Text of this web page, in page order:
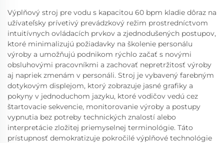
Výplňový stroj pre vodu s kapacitou 60 bpm kladie dôraz na
užívateľsky prívetivý prevádzkový režim prostredníctvom
intuitívnych ovládacích prvkov a zjednodušených postupov,
ktoré minimalizujú požiadavky na školenie personálu
výroby a umožňujú podnikom rýchlo začať s novými
obsluhovými pracovníkmi a zachovať nepretržitosť výroby
aj napriek zmenám v personáli. Stroj je vybavený farebným
dotykovým displejom, ktorý zobrazuje jasné grafiky a
pokyny v jednoduchom jazyku, ktoré vodičov vedú cez
štartovacie sekvencie, monitorovanie výroby a postupy
vypnutia bez potreby technických znalostí alebo
interpretácie zložitej priemyselnej terminológie. Táto
prístupnosť demokratizuje pokročilé výplňové technológie